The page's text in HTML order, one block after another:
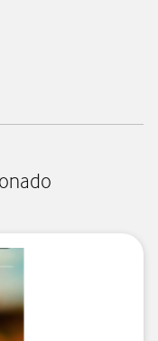
en twitteren facebook
para compartir en